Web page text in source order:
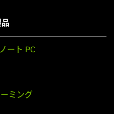
ノート PC
ミング